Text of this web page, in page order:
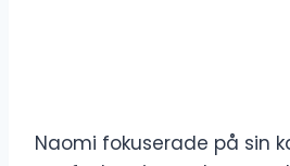
Naomi fokuserade på sin